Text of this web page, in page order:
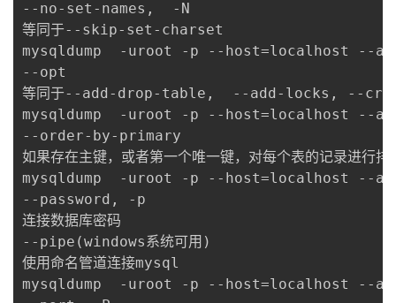
--no-set-names,  -N
等同于--skip-set-charset
mysqldump  -uroot -p --host=localhost --
--opt
等同于--add-drop-table,  --add-locks, --
mysqldump  -uroot -p --host=localhost --
--order-by-primary
如果存在主键，或者第一个唯一键，对每个表的记录进行
mysqldump  -uroot -p --host=localhost --
--password, -p
连接数据库密码
--pipe(windows系统可用)
使用命名管道连接mysql
mysqldump  -uroot -p --host=localhost --